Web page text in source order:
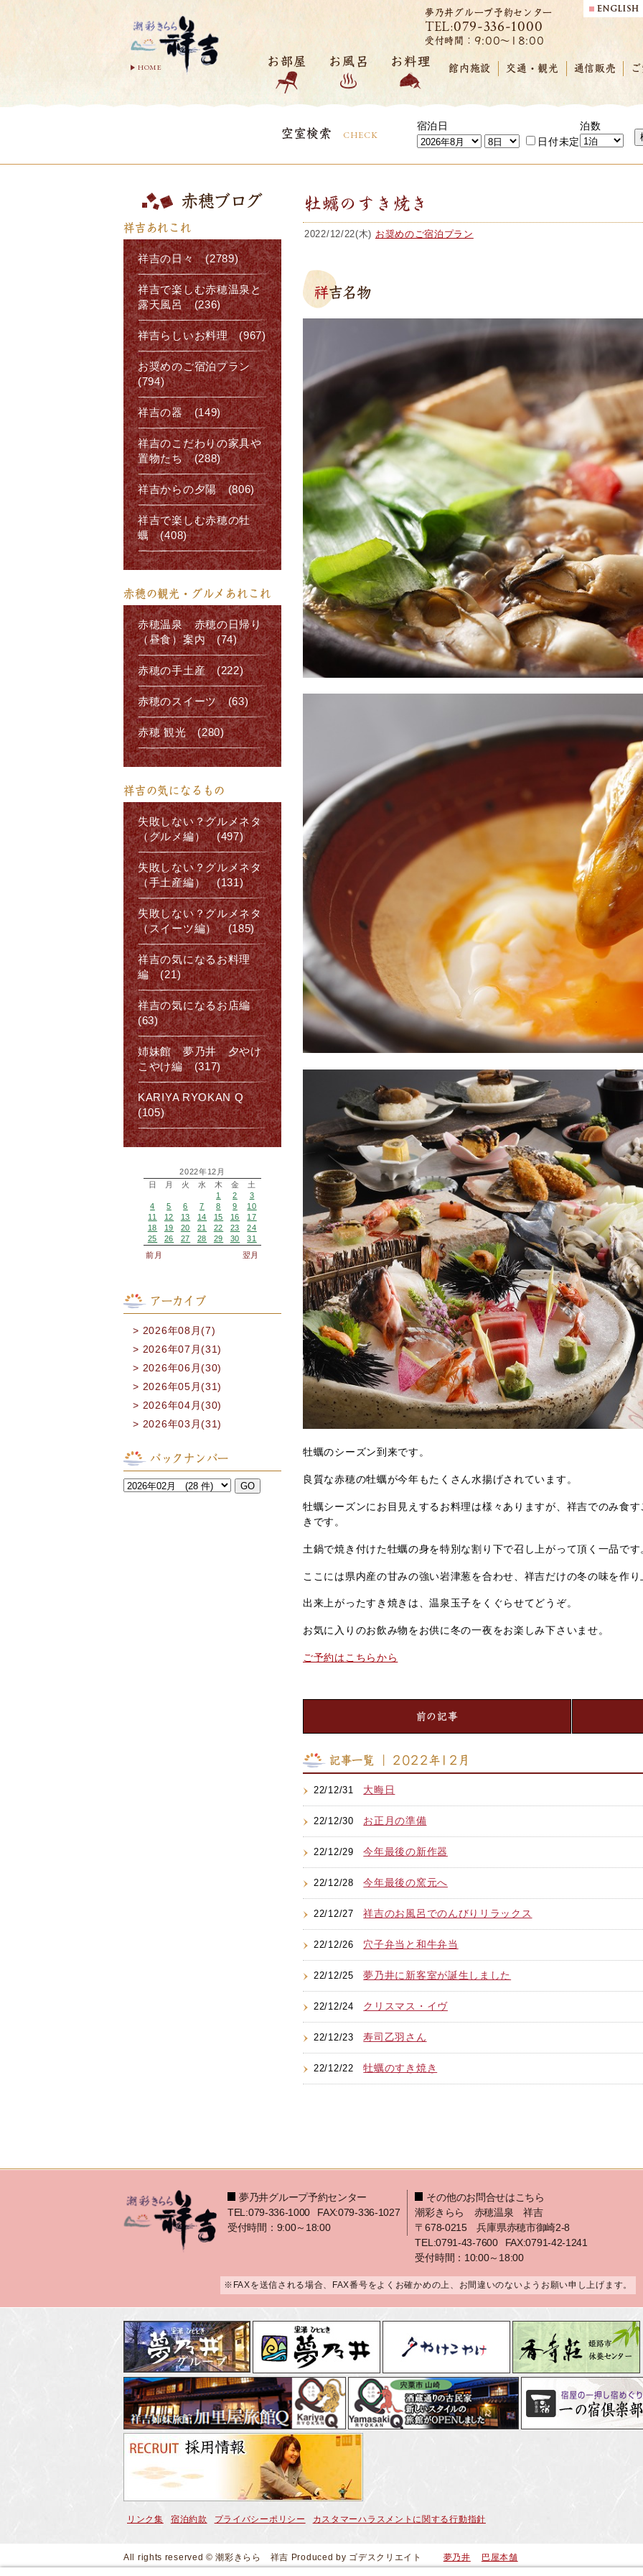
HOME
夢乃井グループ予約センター
TEL:079-336-1000
受付時間：9:00～18:00
お部屋 お風呂 お料理
館内施設 交通・観光 通信販売
空室検索 CHECK
宿泊日
日付未定
泊数
牡蠣のすき焼き
2022/12/22(木) お奨めのご宿泊プラン
祥吉名物
牡蠣のシーズン到来です。
良質な赤穂の牡蠣が今年もたくさん水揚げされています。
牡蠣シーズンにお目見えするお料理は様々ありますが、祥吉でのみ食
きです。
土鍋で焼き付けた牡蠣の身を特別な割り下で召し上がって頂く一品です
ここには県内産の甘みの強い岩津葱を合わせ、祥吉だけの冬の味を作
出来上がったすき焼きは、温泉玉子をくぐらせてどうぞ。
お気に入りのお飲み物をお供に冬の一夜をお楽しみ下さいませ。
ご予約はこちらから
前の記事
記事一覧 ｜ 2022年12月
22/12/31 大晦日
22/12/30 お正月の準備
22/12/29今年最後の新作器
22/12/28今年最後の窯元へ
22/12/27祥吉のお風呂でのんびりリラックス
22/12/26 穴子弁当と和牛弁当
22/12/25夢乃井に新客室が誕生しました
22/12/24 クリスマス・イヴ
22/12/23寿司乙羽さん
22/12/22牡蠣のすき焼き
赤穂ブログ
祥吉あれこれ
祥吉の日々 (2789)
祥吉で楽しむ赤穂温泉と
露天風呂 (236)
祥吉らしいお料理 (967)
お奨めのご宿泊プラン
(794)
祥吉の器 (149)
祥吉のこだわりの家具や
置物たち (288)
祥吉からの夕陽 (806)
祥吉で楽しむ赤穂の牡
蠣 (408)
赤穂の観光・グルメあれこれ
赤穂温泉 赤穂の日帰り
（昼食）案内 (74)
赤穂の手土産 (222)
赤穂のスイーツ (63)
赤穂 観光 (280)
祥吉の気になるもの
失敗しない？グルメネタ
（グルメ編） (497)
失敗しない？グルメネタ
（手土産編） (131)
失敗しない？グルメネタ
（スイーツ編） (185)
祥吉の気になるお料理
編 (21)
祥吉の気になるお店編
(63)
姉妹館 夢乃井 夕やけ
こやけ編 (317)
KARIYA RYOKAN Q
(105)
2022年12月
日
月 火 水 木 金
土
1
2
3
4
5 6 7 8 9
10
11
12 13 14 15 16
17
18
19 20 21 22 23
24
25
26 27 28 29 30
31
前月
翌月
アーカイブ
2026年08月(7)
2026年07月(31)
2026年06月(30)
2026年05月(31)
2026年04月(30)
2026年03月(31)
バックナンバー
夢乃井グループ予約センター
TEL:079-336-1000
FAX:079-336-1027
受付時間：9:00～18:00
その他のお問合せはこちら
潮彩きらら 赤穂温泉 祥吉
〒678-0215 兵庫県赤穂市御崎2-8
TEL:0791-43-7600
FAX:0791-42-1241
受付時間：10:00～18:00
※FAXを送信される場合、FAX番号をよくお確かめの上、お間違いのないようお願い申し上げます。
リンク集 宿泊約款 プライバシーポリシー カスタマーハラスメントに関する行動指針
All rights reserved © 潮彩きらら 祥吉 Produced by ゴデスクリエイト 夢乃井 巴屋本舗